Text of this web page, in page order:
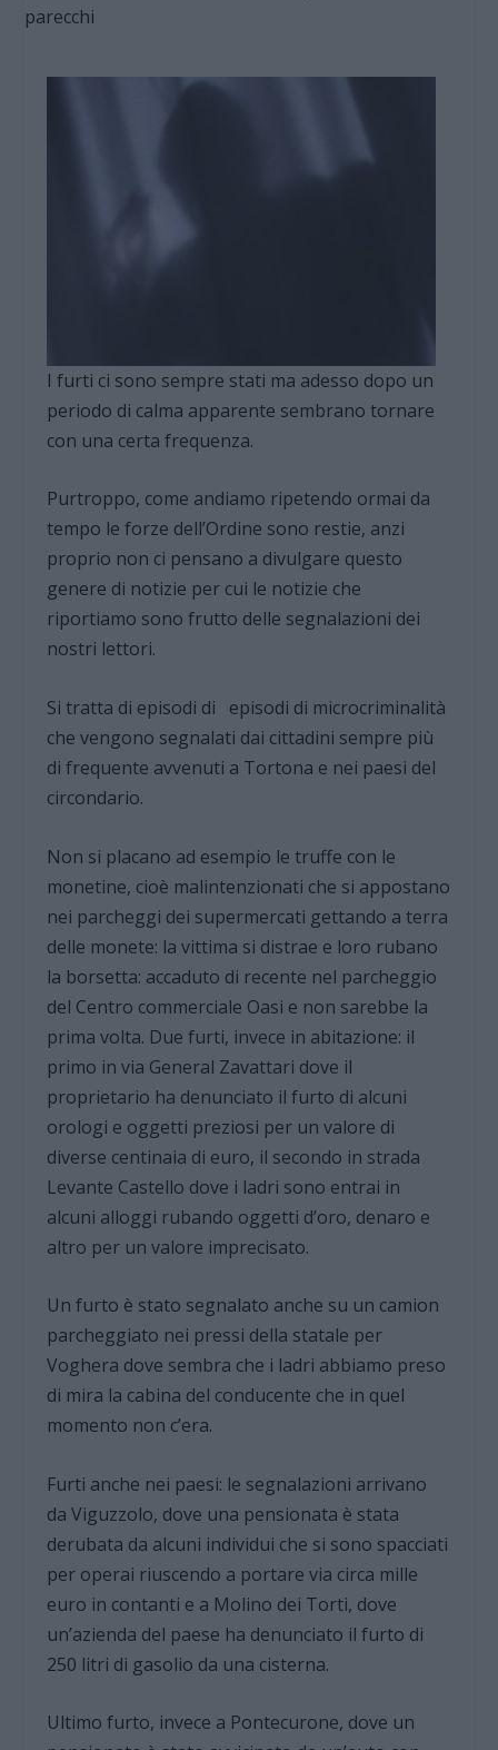
I furti ci sono sempre stati ma adesso dopo un
periodo di calma apparente sembrano tornare
con una certa frequenza.
Purtroppo, come andiamo ripetendo ormai da
tempo le forze dell’Ordine sono restie, anzi
proprio non ci pensano a divulgare questo
genere di notizie per cui le notizie che
riportiamo sono frutto delle segnalazioni dei
nostri lettori.
Si tratta di episodi di episodi di microcriminalità
che vengono segnalati dai cittadini sempre più
di frequente avvenuti a Tortona e nei paesi del
circondario.
Non si placano ad esempio le truffe con le
monetine, cioè malintenzionati che si appostano
nei parcheggi dei supermercati gettando a terra
delle monete: la vittima si distrae e loro rubano
la borsetta: accaduto di recente nel parcheggio
del Centro commerciale Oasi e non sarebbe la
prima volta. Due furti, invece in abitazione: il
primo in via General Zavattari dove il
proprietario ha denunciato il furto di alcuni
orologi e oggetti preziosi per un valore di
diverse centinaia di euro, il secondo in strada
Levante Castello dove i ladri sono entrai in
alcuni alloggi rubando oggetti d’oro, denaro e
altro per un valore imprecisato.
Un furto è stato segnalato anche su un camion
parcheggiato nei pressi della statale per
Voghera dove sembra che i ladri abbiamo preso
di mira la cabina del conducente che in quel
momento non c’era.
Furti anche nei paesi: le segnalazioni arrivano
da Viguzzolo, dove una pensionata è stata
derubata da alcuni individui che si sono spacciati
per operai riuscendo a portare via circa mille
euro in contanti e a Molino dei Torti, dove
un’azienda del paese ha denunciato il furto di
250 litri di gasolio da una cisterna.
Ultimo furto, invece a Pontecurone, dove un